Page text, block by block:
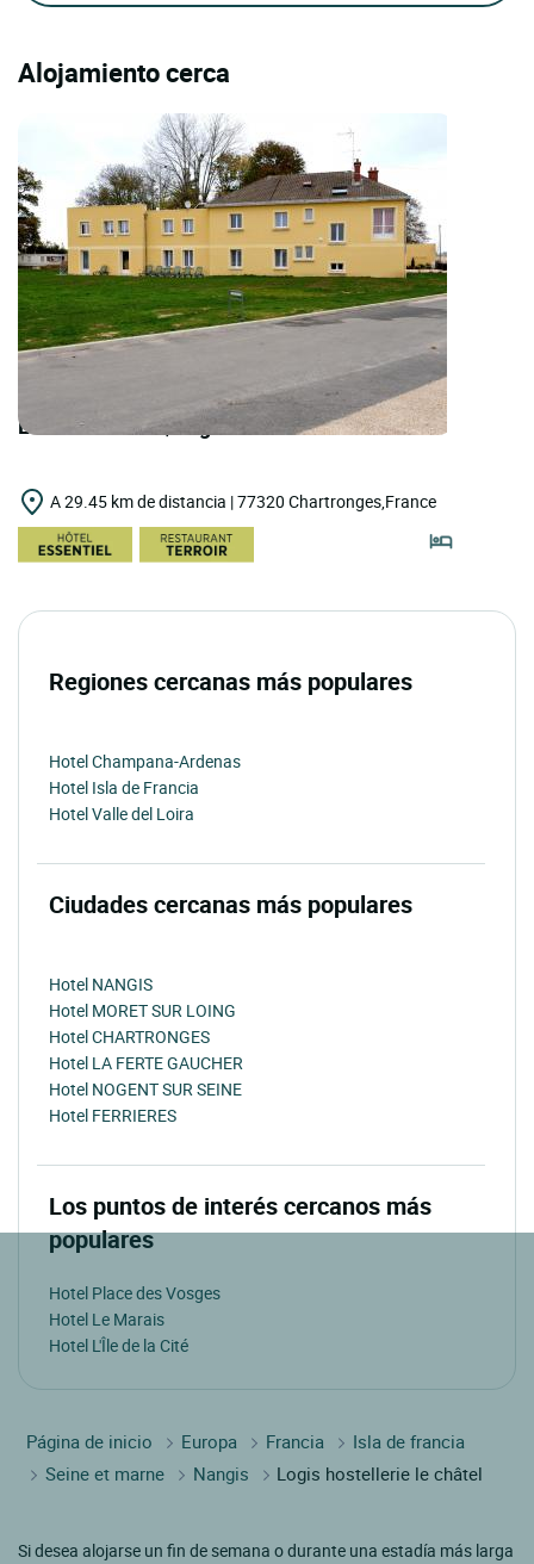
Alojamiento cerca
LOGIS HOTELS | Logis Hôtel le Grand Terre
A 29.45 km de distancia | 77320 Chartronges,France
Regiones cercanas más populares
Hotel Champana-Ardenas
Hotel Isla de Francia
Hotel Valle del Loira
Ciudades cercanas más populares
Hotel NANGIS
Hotel MORET SUR LOING
Hotel CHARTRONGES
Hotel LA FERTE GAUCHER
Hotel NOGENT SUR SEINE
Hotel FERRIERES
Los puntos de interés cercanos más
populares
Hotel Place des Vosges
Hotel Le Marais
Hotel L'Île de la Cité
Página de inicio Europa Francia
Isla de francia
Seine et marne
Nangis Logis hostellerie le châtel
Si desea alojarse un fin de semana o durante una estadía más larga